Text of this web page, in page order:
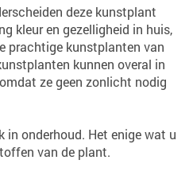
deze kunstplant
kleur en gezelligheid in huis,
prachtige kunstplanten van
kunnen overal in
ze geen zonlicht nodig
onderhoud. Het enige wat u
van de plant.